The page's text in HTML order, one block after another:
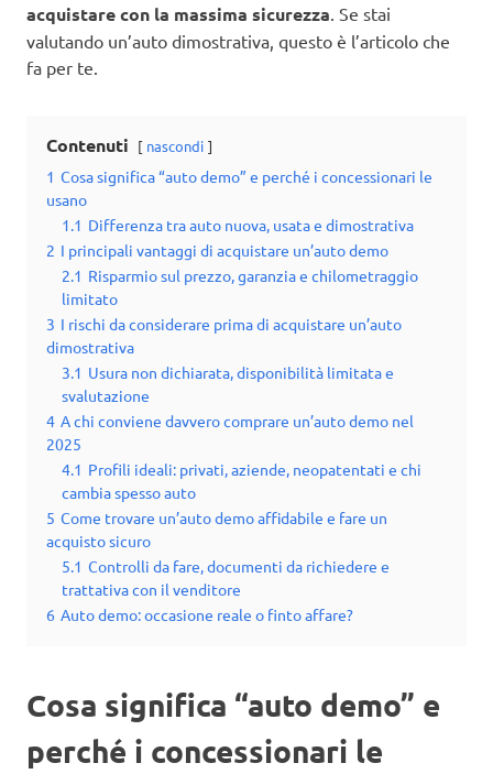
acquistare con la massima sicurezza. Se stai
valutando un’auto dimostrativa, questo è l’articolo che
fa per te.
Contenuti nascondi
1 Cosa significa “auto demo” e perché i concessionari le
usano
1.1 Differenza tra auto nuova, usata e dimostrativa
2 I principali vantaggi di acquistare un’auto demo
2.1 Risparmio sul prezzo, garanzia e chilometraggio
limitato
3 I rischi da considerare prima di acquistare un’auto
dimostrativa
3.1 Usura non dichiarata, disponibilità limitata e
svalutazione
4 A chi conviene davvero comprare un’auto demo nel
2025
4.1 Profili ideali: privati, aziende, neopatentati e chi
cambia spesso auto
5 Come trovare un’auto demo affidabile e fare un
acquisto sicuro
5.1 Controlli da fare, documenti da richiedere e
trattativa con il venditore
6 Auto demo: occasione reale o finto affare?
Cosa significa “auto demo” e
perché i concessionari le